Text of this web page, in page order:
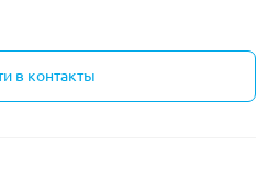
в контакты